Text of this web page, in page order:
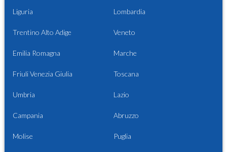
Liguria Lombardia
Trentino Alto Adige Veneto
Emilia Romagna Marche
Friuli Venezia Giulia Toscana
Umbria Lazio
Campania Abruzzo
Molise Puglia